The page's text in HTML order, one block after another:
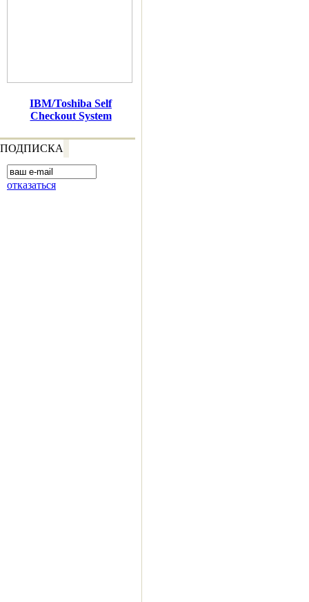
IBM/Toshiba Self
Checkout System
ПОДПИСКА
отказаться